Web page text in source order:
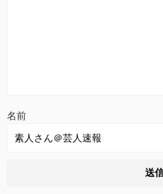
名前